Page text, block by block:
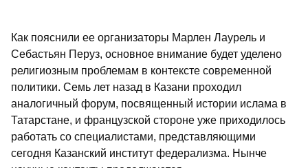
Как пояснили ее организаторы Марлен Лаурель и
Себастьян Перуз, основное внимание будет уделено
религиозным проблемам в контексте современной
политики. Семь лет назад в Казани проходил
аналогичный форум, посвященный истории ислама в
Татарстане, и французской стороне уже приходилось
работать со специалистами, представляющими
сегодня Казанский институт федерализма. Нынче